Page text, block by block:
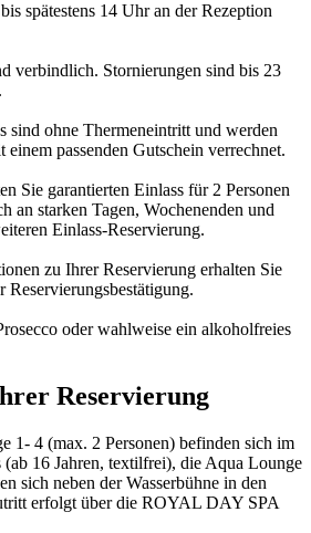
spätestens 14 Uhr an der Rezeption
verbindlich. Stornierungen sind bis 23
sind ohne Thermeneintritt und werden
passenden Gutschein verrechnet.
Sie garantierten Einlass für 2 Personen
an starken Tagen, Wochenenden und
Einlass-Reservierung.
zu Ihrer Reservierung erhalten Sie
Reservierungsbestätigung.
oder wahlweise ein alkoholfreies
Reservierung
1- 4 (max. 2 Personen) befinden sich im
(ab 16 Jahren, textilfrei), die Aqua Lounge
sich neben der Wasserbühne in den
erfolgt über die ROYAL DAY SPA